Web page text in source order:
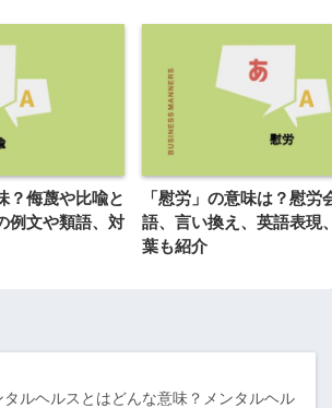
？侮蔑や比喩と
例文や類語、対
「慰労」の意味は？慰労
語、言い換え、英語表現
葉も紹介
タルヘルスとはどんな意味？メンタルヘル